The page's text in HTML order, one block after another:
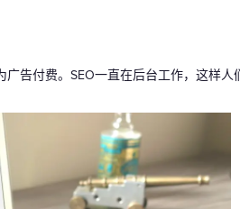
告付费。SEO一直在后台工作，这样人